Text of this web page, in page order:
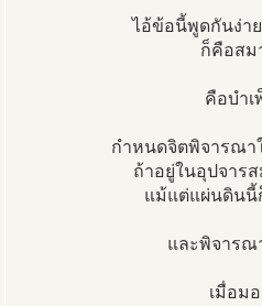
ไอ้ข้อนี้พูดกันง่า
ก็คือสม
คือบำ
กำหนดจิตพิจารณา
ถ้าอยู่ในอุปจาร
แม้แต่แผ่นดินนี้
และพิจารณ
เมื่อม